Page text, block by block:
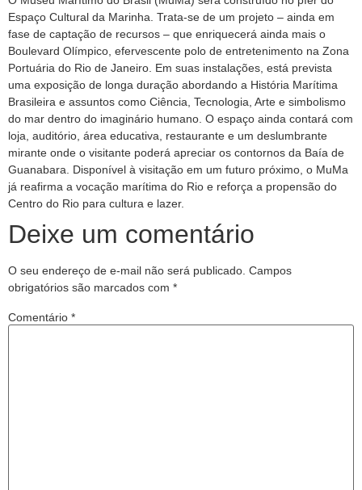
Espaço Cultural da Marinha. Trata-se de um projeto – ainda em
fase de captação de recursos – que enriquecerá ainda mais o
Boulevard Olímpico, efervescente polo de entretenimento na Zona
Portuária do Rio de Janeiro. Em suas instalações, está prevista
uma exposição de longa duração abordando a História Marítima
Brasileira e assuntos como Ciência, Tecnologia, Arte e simbolismo
do mar dentro do imaginário humano. O espaço ainda contará com
loja, auditório, área educativa, restaurante e um deslumbrante
mirante onde o visitante poderá apreciar os contornos da Baía de
Guanabara. Disponível à visitação em um futuro próximo, o MuMa
já reafirma a vocação marítima do Rio e reforça a propensão do
Centro do Rio para cultura e lazer.
Deixe um comentário
O seu endereço de e-mail não será publicado. Campos
obrigatórios são marcados com *
Comentário *